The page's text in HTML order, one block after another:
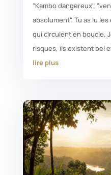
"Kambo dangereux",
absolument". Tu as lu
qui circulent en boucle.
risques, ils existent bel
lire plus